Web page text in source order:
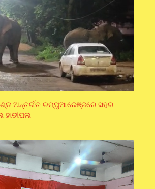
ଅନ୍ତର୍ଗତ ଚମ୍ପୁଆରେଞ୍ଜରେ ସହର